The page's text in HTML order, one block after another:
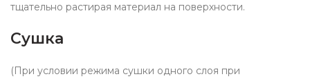
тщательно растирая материал на поверхности.
Сушка
(При условии режима сушки одного слоя при